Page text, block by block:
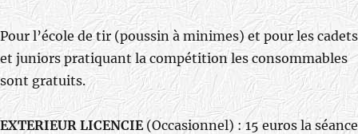
Pour l’école de tir (poussin à minimes) et pour les cadets
et juniors pratiquant la compétition les consommables
sont gratuits.
EXTERIEUR LICENCIE(Occasionnel) : 15 euros la séance